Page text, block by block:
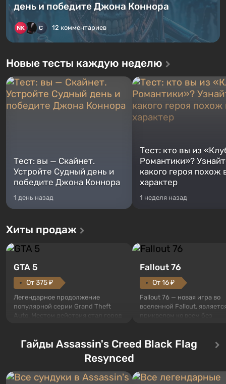
день и победите Джона Коннора
12 комментариев
Новые тесты каждую неделю
Тест: вы — Скайнет.
Устройте Судный день и
победите Джона Коннора
1 день назад
Тест: кто вы из
Романтики»?
какого героя похож
характер
1 неделя назад
Хиты продаж
GTA 5
От 375 ₽
Легендарное продолжение
популярной серии Grand Theft
Auto. Местом действия стал город
Впервые игра расскажет историю
Тревора и Франклина, между
которыми вы сможете
переключаться в любое время.
Fallout 76
От 16 ₽
Fallout 76 — новая игра во
вселенной Fallout,
приквелом ко всем без
76, первого среди
Оно же, по задумке
первым после того, как на
Америку упадут ядерные
Гайды Assassin's Creed Black Flag
Resynced